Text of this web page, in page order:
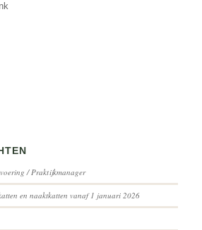
/ Praktijkmanager
en naaktkatten vanaf 1 januari 2026